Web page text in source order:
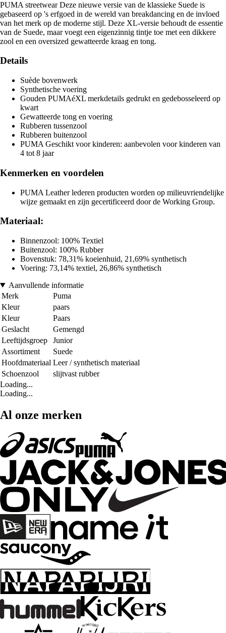
PUMA streetwear Deze nieuwe versie van de klassieke Suede is
gebaseerd op 's erfgoed in de wereld van breakdancing en de invloed
van het merk op de moderne stijl. Deze XL-versie behoudt de essentie
van de Suede, maar voegt een eigenzinnig tintje toe met een dikkere
zool en een oversized gewatteerde kraag en tong.
Details
Suède bovenwerk
Synthetische voering
Gouden PUMAéXL merkdetails gedrukt en gedebosseleerd op
kwart
Gewatteerde tong en voering
Rubberen tussenzool
Rubberen buitenzool
PUMA Geschikt voor kinderen: aanbevolen voor kinderen van
4 tot 8 jaar
Kenmerken en voordelen
PUMA Leather lederen producten worden op milieuvriendelijke
wijze gemaakt en zijn gecertificeerd door de Working Group.
Materiaal:
Binnenzool: 100% Textiel
Buitenzool: 100% Rubber
Bovenstuk: 78,31% koeienhuid, 21,69% synthetisch
Voering: 73,14% textiel, 26,86% synthetisch
Aanvullende informatie
Merk
Puma
Kleur
paars
Kleur
Paars
Geslacht
Gemengd
Leeftijdsgroep
Junior
Assortiment
Suede
Hoofdmateriaal Leer / synthetisch materiaal
Schoenzool
slijtvast rubber
Loading...
Loading...
Al onze merken